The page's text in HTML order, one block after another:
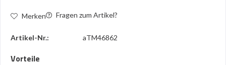
Merken Fragen zum Artikel?
Artikel-Nr.: aTM46862
Vorteile